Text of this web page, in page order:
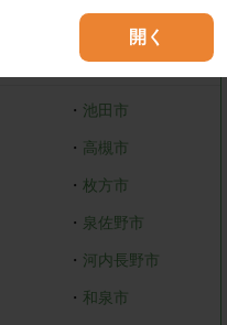
開く
・ 池田市
・ 高槻市
・枚方市
・ 泉佐野市
・ 河内長野市
・ 和泉市